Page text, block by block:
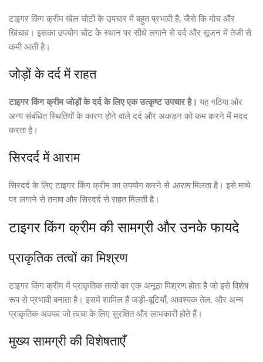
टाइगर किंग क्रीम खेल चोटों के उपचार में बहुत प्रभावी है, जैसे कि मोच और
खिंचाव। इसका उपयोग चोट के स्थान पर सीधे लगाने से दर्द और सूजन में तेजी से
कमी आती है।
जोड़ों के दर्द में राहत
टाइगर किंग क्रीम जोड़ों के दर्द के लिए एक उत्कृष्ट उपचार है। यह गठिया और
अन्य संबंधित स्थितियों के कारण होने वाले दर्द और अकड़न को कम करने में मदद
करता है।
सिरदर्द में आराम
सिरदर्द के लिए टाइगर किंग क्रीम का उपयोग करने से आराममिलता है। इसे माथे
पर लगाने से तनाव और सिरदर्द से राहत मिलती है।
टाइगर किंग क्रीम की सामग्री और उनके फायदे
प्राकृतिक तत्वों का मिश्रण
टाइगर किंग क्रीम में प्राकृतिक तत्वों का एक अनूठा मिश्रण होता है जो इसे विशेष
रूप से प्रभावी बनाता है। इसमें शामिल हैं जड़ी-बूटियाँ, आवश्यक तेल, और अन्य
प्राकृतिक अवयव जो त्वचा के लिए सुरक्षित और लाभकारी होते हैं।
मुख्य सामग्री की विशेषताएँ